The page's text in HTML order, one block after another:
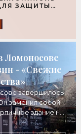
ЗАЩИТЫ
Ломоносове
- «Свежие
завершилось
заменил собой
здание на
построено